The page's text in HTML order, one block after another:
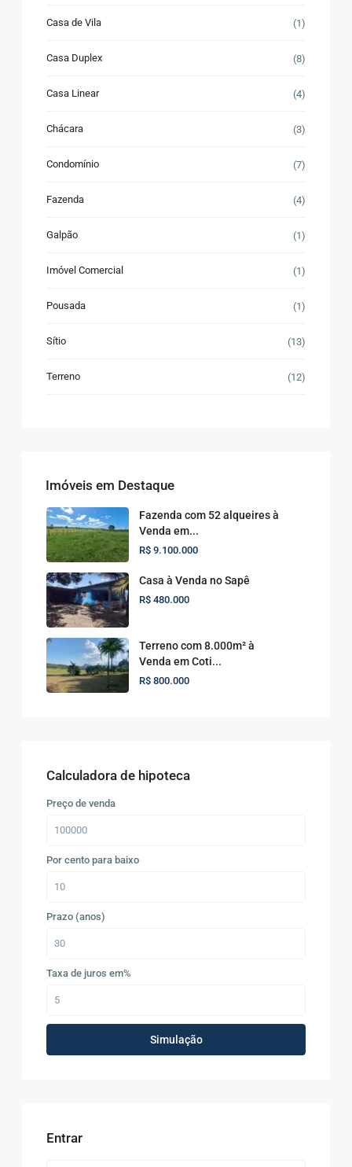
Casa de Vila (1)
Casa Duplex (8)
Casa Linear (4)
Chácara (3)
Condomínio (7)
Fazenda (4)
Galpão (1)
Imóvel Comercial (1)
Pousada (1)
Sítio (13)
Terreno (12)
Imóveis em Destaque
Fazenda com 52 alqueires à
Venda em...
R$ 9.100.000
Casa à Venda no Sapê
R$ 480.000
Terreno com 8.000m² à
Venda em Coti...
R$ 800.000
Calculadora de hipoteca
Preço de venda
Por cento para baixo
Prazo (anos)
Taxa de juros em%
Simulação
Entrar